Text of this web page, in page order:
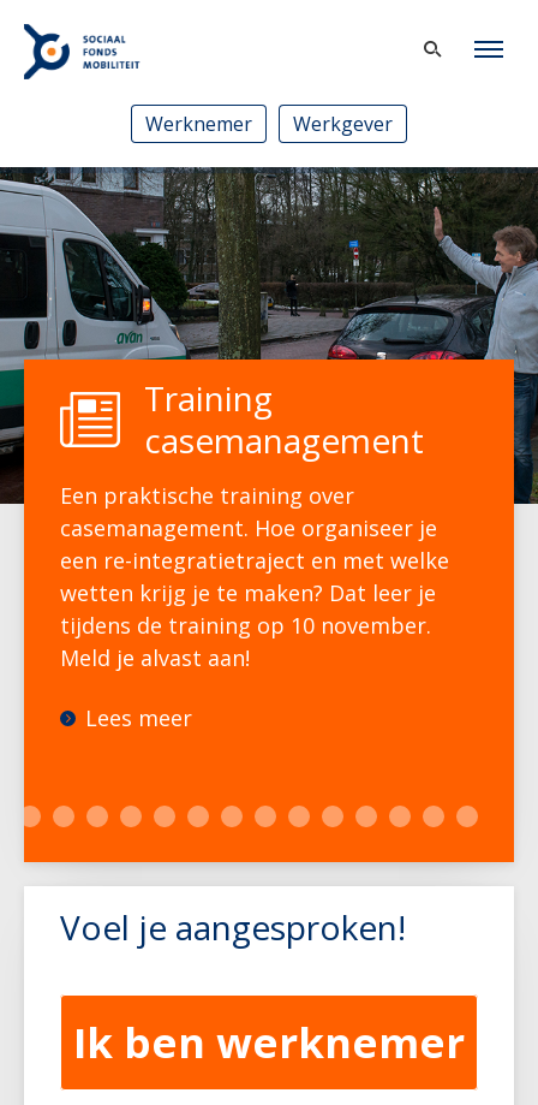
Werknemer Werkgever
Training
casemanagement
Een praktische training over
casemanagement. Hoe organiseer je
een re-integratietraject en met welke
wetten krijg je te maken? Dat leer je
tijdens de training op 10 november.
Meld je alvast aan!
Lees meer
Voel je aangesproken!
Ik ben werknemer